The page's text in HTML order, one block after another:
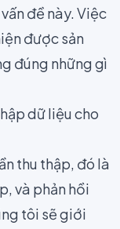
đề này. Việc
được sản
đúng những gì
dữ liệu cho
thu thập, đó là
và phản hồi
tôi sẽ giới